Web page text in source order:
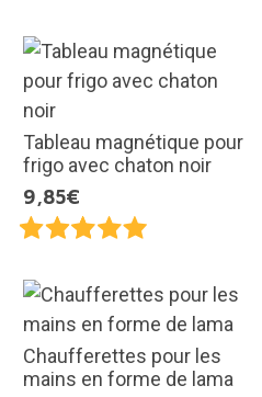
Tableau magnétique pour
frigo avec chaton noir
9,85€
Chaufferettes pour les
mains en forme de lama